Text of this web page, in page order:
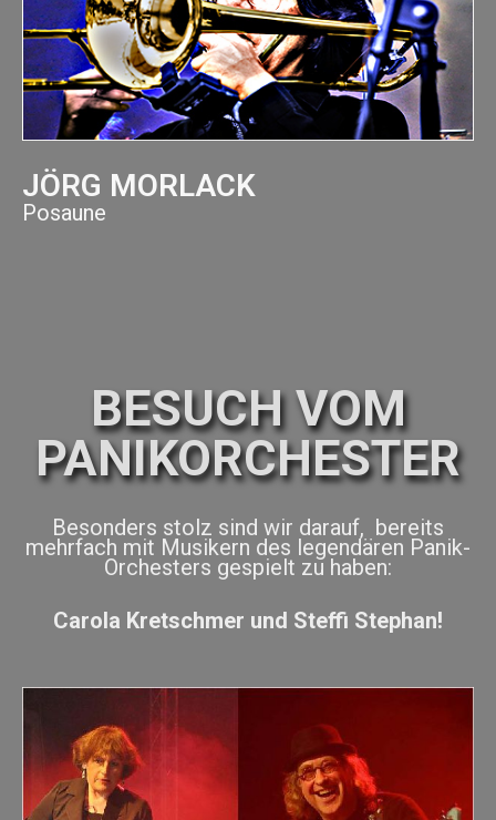
JÖRG MORLACK
Posaune
BESUCH VOM
PANIKORCHESTER
Besonders stolz sind wir darauf, bereits
mehrfach mit Musikern des legendären Panik-
Orchesters gespielt zu haben:
Carola Kretschmer und Steffi Stephan!